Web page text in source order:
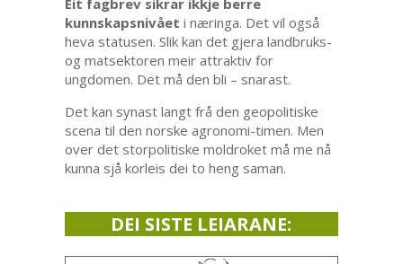
kunnskapsnivået i næringa. Det vil også
heva statusen. Slik kan det gjera landbruks-
og matsektoren meir attraktiv for
ungdomen. Det må den bli – snarast.
Det kan synast langt frå den geopolitiske
scena til den norske agronomi-timen. Men
over det storpolitiske moldroket må me nå
kunna sjå korleis dei to heng saman.
DEI SISTE LEIARANE: